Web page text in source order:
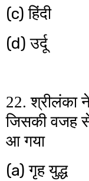
(c)हिंदी
(d)उर्दू
22. श्रीलंका ने
जिसकी वजह
आ गया
(a)गृह युद्ध